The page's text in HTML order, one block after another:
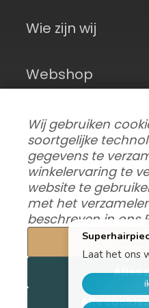
Wie zijn wij
Webshop
Aanmelden en
Verzending,
Wij gebruiken
soortgelijke
gegevens te
winkelervaring te
website te
met het
beschreven in ons
Alles
Alle